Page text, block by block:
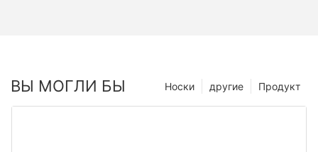
ВЫ МОГЛИ БЫ Продукт
другие
Носки